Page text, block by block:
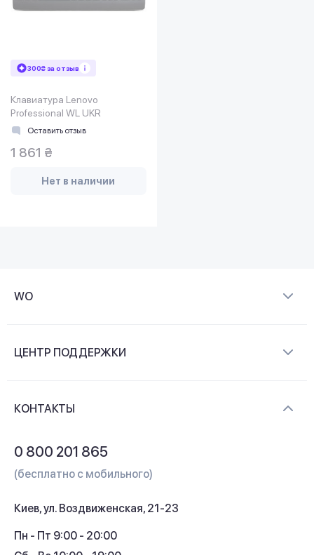
300₴ за отзыв
Клавиатура Lenovo
Professional WL UKR
Оставить отзыв
1 861 ₴
Нет в наличии
WO
Контакты
ЦЕНТР ПОДДЕРЖКИ
Кэшбек
КОНТАКТЫ
0 800 201 865
(бесплатно с мобильного)
Киев, ул. Воздвиженская, 21-23
Пн - Пт 9:00 - 20:00